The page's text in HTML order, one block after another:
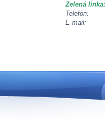
Zelená linka:
Telefon:
E-mail: